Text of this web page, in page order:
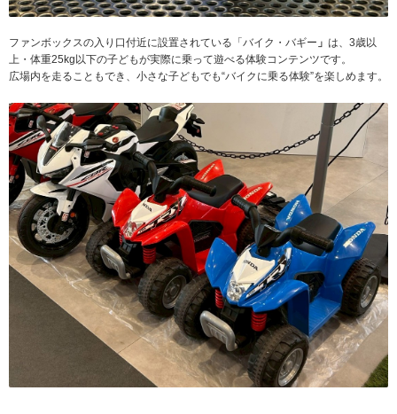
ファンボックスの入り口付近に設置されている「バイク・バギー 」 は、3歳以
上・体重25kg以下の子どもが実際に乗って遊べる体験コンテンツです。
広場内を走ることもでき、小さな子どもでも“バイクに乗る体験”を楽しめます。